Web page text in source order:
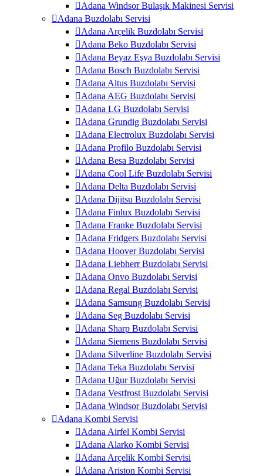
Adana Windsor Bulaşık Makinesi Servisi
Adana Buzdolabı Servisi
Adana Arçelik Buzdolabı Servisi
Adana Beko Buzdolabı Servisi
Adana Beyaz Eşya Buzdolabı Servisi
Adana Bosch Buzdolabı Servisi
Adana Altus Buzdolabı Servisi
Adana AEG Buzdolabı Servisi
Adana LG Buzdolabı Servisi
Adana Grundig Buzdolabı Servisi
Adana Electrolux Buzdolabı Servisi
Adana Profilo Buzdolabı Servisi
Adana Besa Buzdolabı Servisi
Adana Cool Life Buzdolabı Servisi
Adana Delta Buzdolabı Servisi
Adana Dijitsu Buzdolabı Servisi
Adana Finlux Buzdolabı Servisi
Adana Franke Buzdolabı Servisi
Adana Fridgers Buzdolabı Servisi
Adana Hoover Buzdolabı Servisi
Adana Liebherr Buzdolabı Servisi
Adana Onvo Buzdolabı Servisi
Adana Regal Buzdolabı Servisi
Adana Samsung Buzdolabı Servisi
Adana Seg Buzdolabı Servisi
Adana Sharp Buzdolabı Servisi
Adana Siemens Buzdolabı Servisi
Adana Silverline Buzdolabı Servisi
Adana Teka Buzdolabı Servisi
Adana Uğur Buzdolabı Servisi
Adana Vestfrost Buzdolabı Servisi
Adana Windsor Buzdolabı Servisi
Adana Kombi Servisi
Adana Airfel Kombi Servisi
Adana Alarko Kombi Servisi
Adana Arçelik Kombi Servisi
Adana Ariston Kombi Servisi